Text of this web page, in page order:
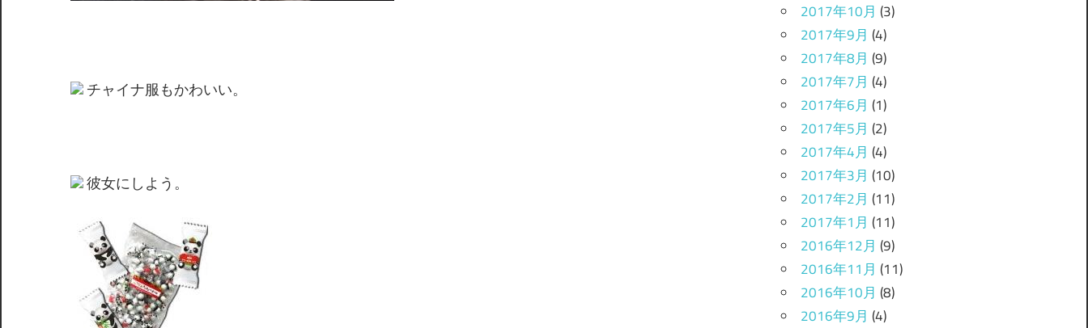
チャイナ服もかわいい。
彼女にしよう。
2017年10月 (3)
2017年9月 (4)
2017年8月 (9)
2017年7月 (4)
2017年6月 (1)
2017年5月 (2)
2017年4月 (4)
2017年3月 (10)
2017年2月 (11)
2017年1月 (11)
2016年12月 (9)
2016年11月 (11)
2016年10月 (8)
2016年9月 (4)